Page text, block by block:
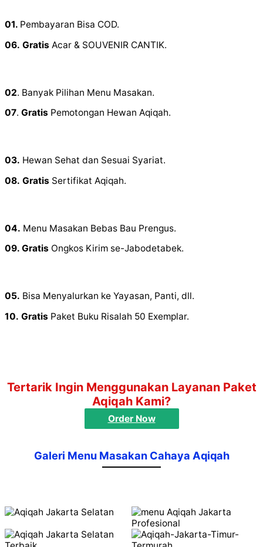
01. Pembayaran Bisa COD.
06. Gratis Acar & SOUVENIR CANTIK.
02. Banyak Pilihan Menu Masakan.
07. Gratis Pemotongan Hewan Aqiqah.
03. Hewan Sehat dan Sesuai Syariat.
08. Gratis Sertifikat Aqiqah.
04. Menu Masakan Bebas Bau Prengus.
09. Gratis Ongkos Kirim se-Jabodetabek.
05. Bisa Menyalurkan ke Yayasan, Panti, dll.
10. Gratis Paket Buku Risalah 50 Exemplar.
Tertarik Ingin Menggunakan Layanan Paket
Aqiqah Kami?
Order Now
Galeri Menu Masakan Cahaya Aqiqah